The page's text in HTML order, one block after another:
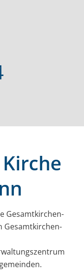
Gesamt­kirchen­
Gesamt­kirchen­